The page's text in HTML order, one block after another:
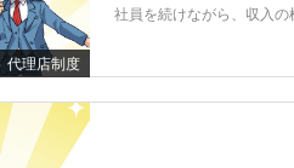
代理店制度
社員を続けながら、収入